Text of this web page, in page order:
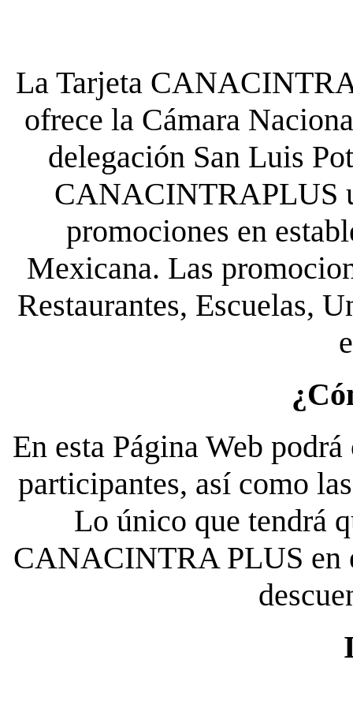
La Tarjeta
ofrece la Cámara
delegación San Luis
CANACINTRAPLUS
promociones en
Mexicana. Las
Restaurantes, Escuelas,
En esta Página Web
participantes, así como
Lo único que tendrá
CANACINTRA PLUS en